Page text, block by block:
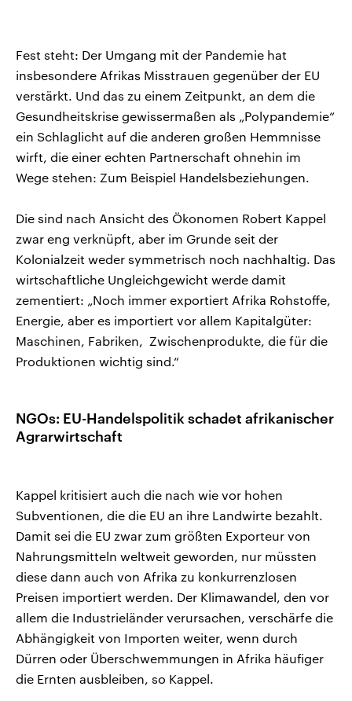
Fest steht: Der Umgang mit der Pandemie hat
insbesondere Afrikas Misstrauen gegenüber der EU
verstärkt. Und das zu einem Zeitpunkt, an dem die
Gesundheitskrise gewissermaßen als „Polypandemie“
ein Schlaglicht auf die anderen großen Hemmnisse
wirft, die einer echten Partnerschaft ohnehin im
Wege stehen: Zum Beispiel Handelsbeziehungen.
Die sind nach Ansicht des Ökonomen Robert Kappel
zwar eng verknüpft, aber im Grunde seit der
Kolonialzeit weder symmetrisch noch nachhaltig. Das
wirtschaftliche Ungleichgewicht werde damit
zementiert: „Noch immer exportiert Afrika Rohstoffe,
Energie, aber es importiert vor allem Kapitalgüter:
Maschinen, Fabriken, Zwischenprodukte, die für die
Produktionen wichtig sind.“
NGOs: EU-Handelspolitik schadet afrikanischer
Agrarwirtschaft
Kappel kritisiert auch die nach wie vor hohen
Subventionen, die die EU an ihre Landwirte bezahlt.
Damit sei die EU zwar zum größten Exporteur von
Nahrungsmitteln weltweit geworden, nur müssten
diese dann auch von Afrika zu konkurrenzlosen
Preisen importiert werden. Der Klimawandel, den vor
allem die Industrieländer verursachen, verschärfe die
Abhängigkeit von Importen weiter, wenn durch
Dürren oder Überschwemmungen in Afrika häufiger
die Ernten ausbleiben, so Kappel.